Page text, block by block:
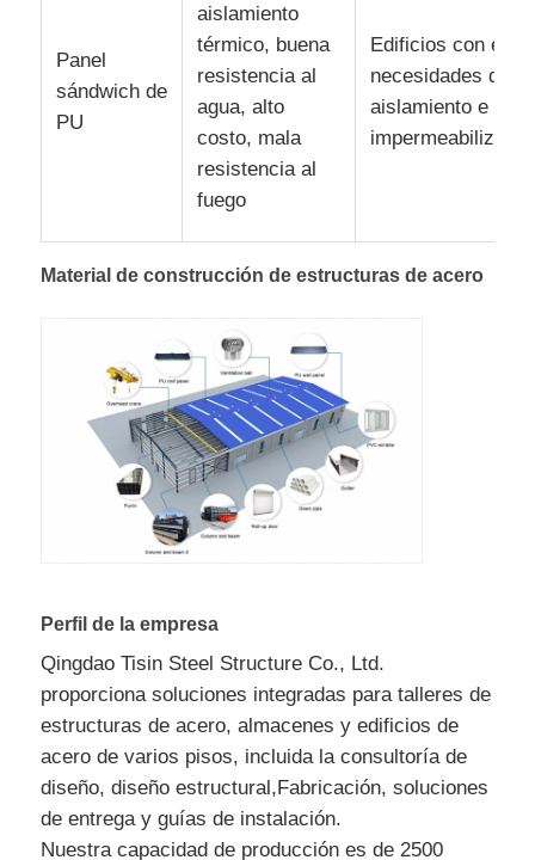
Panel
sándwich de
PU
aislamiento
térmico, buena
resistencia al
agua, alto
costo, mala
resistencia al
fuego
Edificios con
necesidades de
aislamiento e
Material de construcción de estructuras de acero
Perfil de la empresa
Qingdao Tisin Steel Structure Co., Ltd.
proporciona soluciones integradas para talleres de
estructuras de acero, almacenes y edificios de
acero de varios pisos, incluida la consultoría de
diseño, diseño estructural,Fabricación, soluciones
de entrega y guías de instalación.
Nuestra capacidad de producción es de 2500